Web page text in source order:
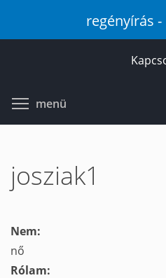
regényírás
menü
josziak1
Nem:
nő
Rólam: